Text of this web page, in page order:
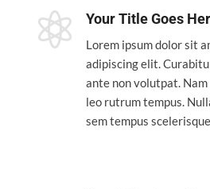
 Your Title Goes
Lorem ipsum dolor sit
adipiscing elit.
ante non volutpat.
leo rutrum tempus.
sem tempus